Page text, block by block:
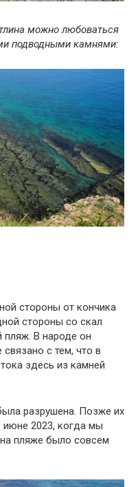
можно любоваться
подводными камнями:
стороны от кончика
стороны со скал
пляж. В народе он
с тем, что в
здесь из камней
разрушена. Позже их
июне 2023, когда мы
пляже было совсем